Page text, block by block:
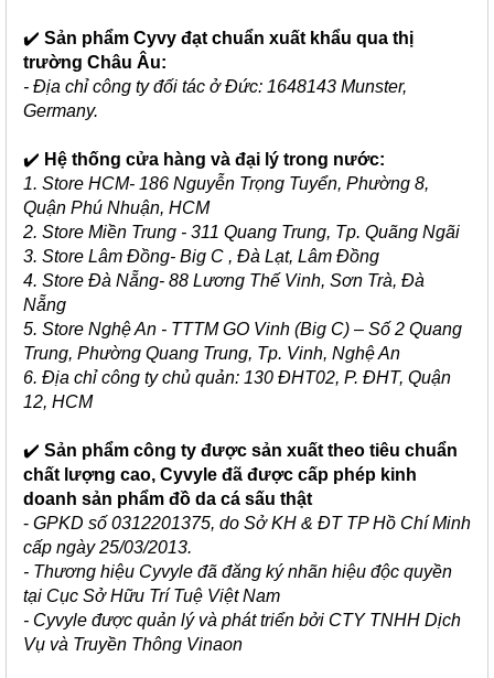
✔️ Sản phẩm Cyvy đạt chuẩn xuất khẩu qua thị
trường Châu Âu:
- Địa chỉ công ty đối tác ở Đức: 1648143 Munster,
Germany.
✔️ Hệ thống cửa hàng và đại lý trong nước:
1. Store HCM- 186 Nguyễn Trọng Tuyển, Phường 8,
Quận Phú Nhuận, HCM
2. Store Miền Trung - 311 Quang Trung, Tp. Quãng Ngãi
3. Store Lâm Đồng- Big C , Đà Lạt, Lâm Đồng
4. Store Đà Nẵng- 88 Lương Thế Vinh, Sơn Trà, Đà
Nẵng
5. Store Nghệ An - TTTM GO Vinh (Big C) – Số 2 Quang
Trung, Phường Quang Trung, Tp. Vinh, Nghệ An
6. Địa chỉ công ty chủ quản: 130 ĐHT02, P. ĐHT, Quận
12, HCM
✔️ Sản phẩm công ty được sản xuất theo tiêu chuẩn
chất lượng cao, Cyvyle đã được cấp phép kinh
doanh sản phẩm đồ da cá sấu thật
- GPKD số 0312201375, do Sở KH & ĐT TP Hồ Chí Minh
cấp ngày 25/03/2013.
- Thương hiệu Cyvyle đã đăng ký nhãn hiệu độc quyền
tại Cục Sở Hữu Trí Tuệ Việt Nam
- Cyvyle được quản lý và phát triển bởi CTY TNHH Dịch
Vụ và Truyền Thông Vinaon